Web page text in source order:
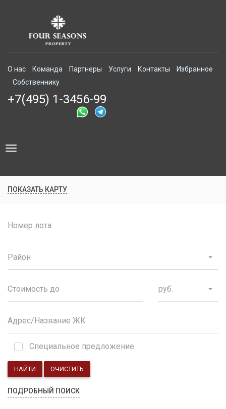
О нас Команда Партнеры Услуги Контакты
Избранное
Собственнику
+7(495) 1-3456-99
Toggle
ПОКАЗАТЬ КАРТУ
Район
руб.
Специальное предложение
НАЙТИ ОЧИСТИТЬ
ПОДРОБНЫЙ ПОИСК